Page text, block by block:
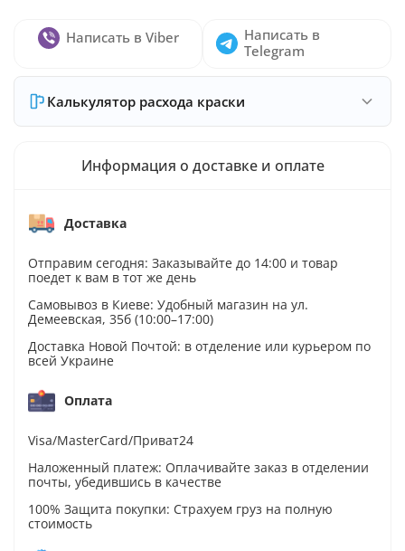
Написать в Viber
Написать в
Telegram
Калькулятор расхода краски
Информация о доставке и оплате
Доставка
Отправим сегодня: Заказывайте до 14:00 и товар
поедет к вам в тот же день
Самовывоз в Киеве: Удобный магазин на ул.
Демеевская, 35б (10:00–17:00)
Доставка Новой Почтой: в отделение или курьером по
всей Украине
Оплата
Visa/MasterCard/Приват24
Наложенный платеж: Оплачивайте заказ в отделении
почты, убедившись в качестве
100% Защита покупки: Страхуем груз на полную
стоимость